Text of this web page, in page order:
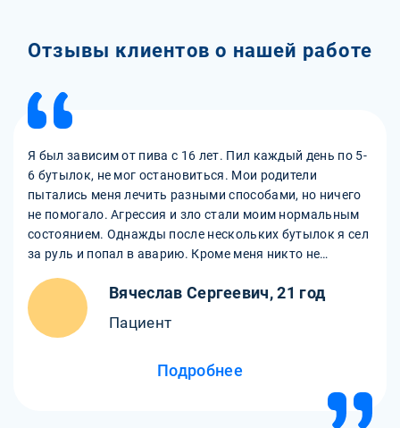
Отзывы клиентов о нашей работе
Я был зависим от пива с 16 лет. Пил каждый день по 5-
6 бутылок, не мог остановиться. Мои родители
пытались меня лечить разными способами, но ничего
не помогало. Агрессия и зло стали моим нормальным
состоянием. Однажды после нескольких бутылок я сел
за руль и попал в аварию. Кроме меня никто не
обратился в клинику для лечения алкоголизма и
прошел полный курс терапии. Мне очень помогли
врачи и другие больные, которые поддерживали меня.
Вячеслав Сергеевич, 21 год
Пациент
Подробнее